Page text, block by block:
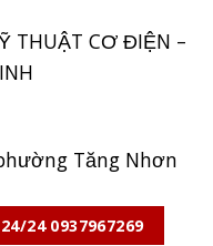
THUẬT CƠ ĐIỆN –
Tăng Nhơn
24 0937967269